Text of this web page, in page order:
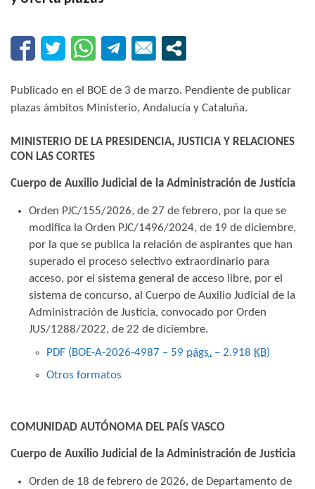
Publicado en el BOE de 3 de marzo. Pendiente de publicar
plazas ámbitos Ministerio, Andalucía y Cataluña.
MINISTERIO DE LA PRESIDENCIA, JUSTICIA Y RELACIONES
CON LAS CORTES
Cuerpo de Auxilio Judicial de la Administración de Justicia
Orden PJC/155/2026, de 27 de febrero, por la que se
modifica la Orden PJC/1496/2024, de 19 de diciembre,
por la que se publica la relación de aspirantes que han
superado el proceso selectivo extraordinario para
acceso, por el sistema general de acceso libre, por el
sistema de concurso, al Cuerpo de Auxilio Judicial de la
Administración de Justicia, convocado por Orden
JUS/1288/2022, de 22 de diciembre.
PDF (BOE-A-2026-4987 – 59 págs. – 2.918 KB)
Otros formatos
COMUNIDAD AUTÓNOMA DEL PAÍS VASCO
Cuerpo de Auxilio Judicial de la Administración de Justicia
Orden de 18 de febrero de 2026, de Departamento de